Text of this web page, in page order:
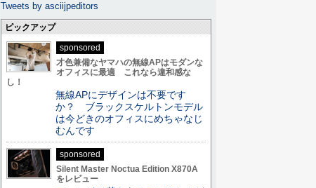
Tweets by asciijpeditors
ピックアップ
sponsored
才色兼備なヤマハの無線APはモダンな
オフィスに最適 これなら違和感な
し！
無線APにデザインは不要です
か？ ブラックスケルトンモデル
は今どきのオフィスにめちゃなじ
むんです
sponsored
Silent Master Noctua Edition X870A
をレビュー